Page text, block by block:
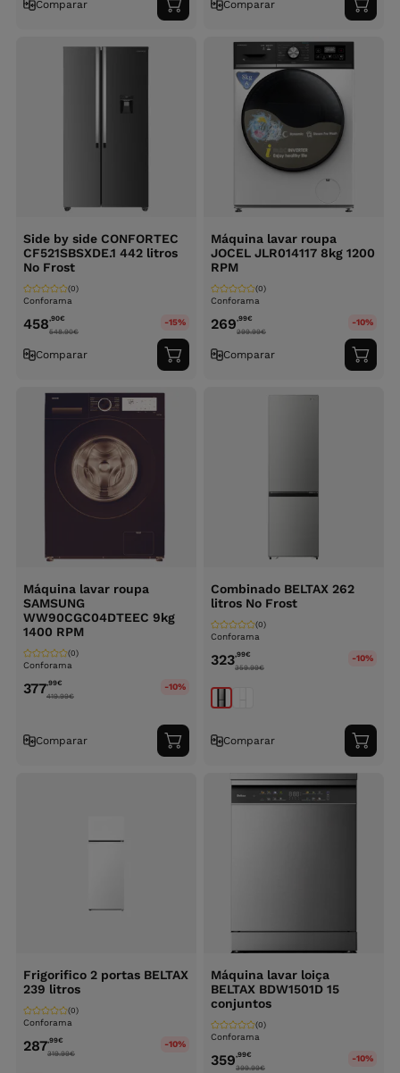
Comparar
Adicionar
ao
Comparar
ao
Side by side CONFORTEC
CF521SBSXDE.1 442 litros
No Frost
Conforama
(0)
458,90€
548.90€
-15%
Comparar
Adicionar
ao
Máquina lavar roupa
JOCEL JLR014117 8kg 1200
RPM
Conforama
(0)
269,99€
299.99€
-10%
Comparar
ao
Máquina lavar roupa
SAMSUNG
WW90CGC04DTEEC 9kg
1400 RPM
Conforama
(0)
377,99€
419.99€
-10%
Comparar
Adicionar
ao
Combinado BELTAX 262
litros No Frost
Conforama
(0)
323,99€
359.99€
-10%
Comparar
ao
Frigorifico 2 portas BELTAX
239 litros
Conforama
(0)
287,99€
319.99€
-10%
Máquina lavar loiça
BELTAX BDW1501D 15
conjuntos
Conforama
(0)
359,99€
399.99€
-10%